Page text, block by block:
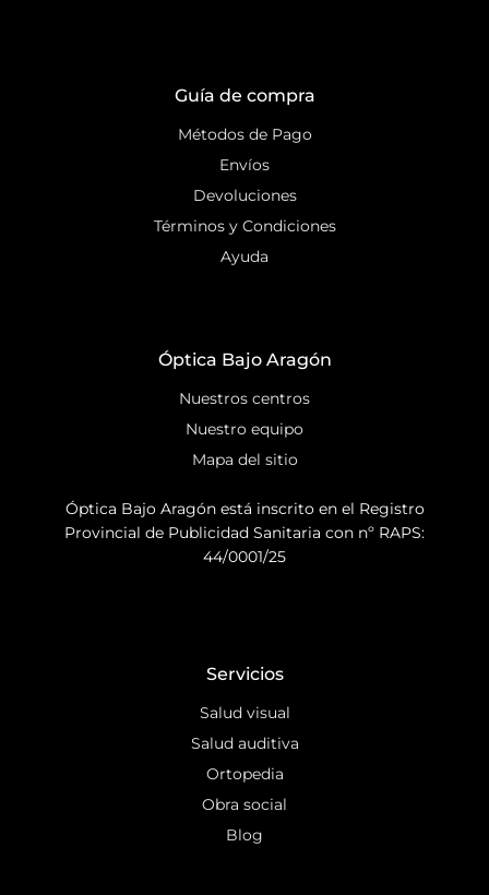
Guía de compra
Métodos de Pago
Envíos
Devoluciones
Términos y Condiciones
Ayuda
Óptica Bajo Aragón
Nuestros centros
Nuestro equipo
Mapa del sitio
Óptica Bajo Aragón está inscrito en el Registro
Provincial de Publicidad Sanitaria con nº RAPS:
44/0001/25
Servicios
Salud visual
Salud auditiva
Ortopedia
Obra social
Blog